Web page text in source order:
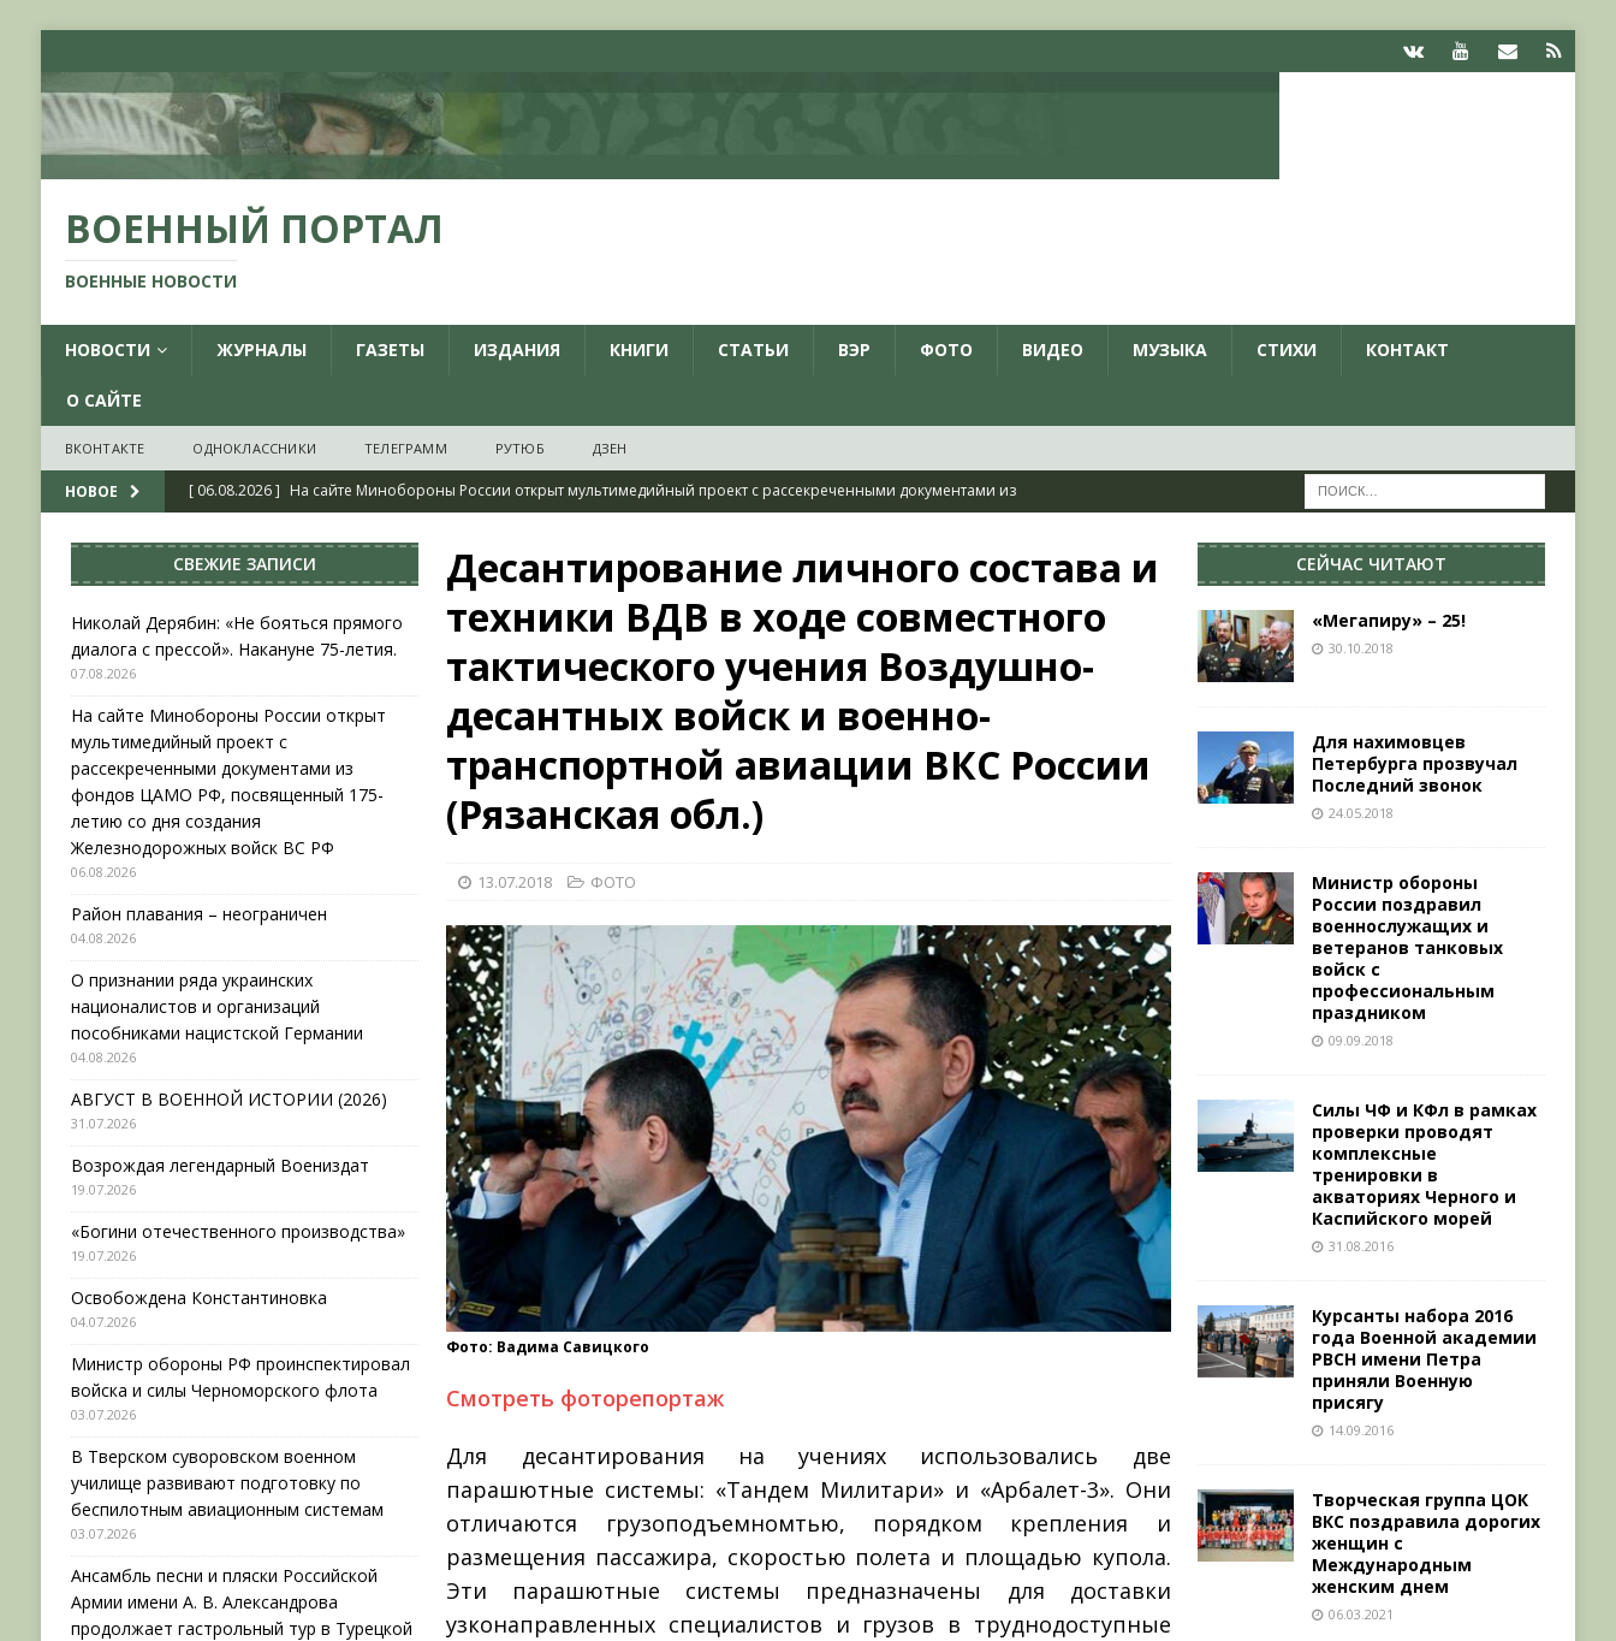
ВОЕННЫЙ ПОРТАЛ
ВОЕННЫЕ НОВОСТИ
НОВОСТИ ЖУРНАЛЫ ГАЗЕТЫ ИЗДАНИЯ КНИГИ СТАТЬИ ВЭР ФОТО ВИДЕО МУЗЫКА СТИХИ КОНТАКТ
О САЙТЕ
ВКОНТАКТЕ ОДНОКЛАССНИКИ ТЕЛЕГРАММ РУТЮБ ДЗЕН
НОВОЕ [ 06.08.2026 ] На сайте Минобороны России открыт мультимедийный проект с рассекреченными документами из
[ 04.08.2026 ] Район плавания – неограничен
КРАСНАЯ ЗВЕЗДА
[ 04.08.2026 ]
О признании ряда украинских националистов и организаций пособниками нацистской Германии
НОВОСТИ
[ 31.07.2026 ] АВГУСТ В ВОЕННОЙ ИСТОРИИ (2026)
ВОЕННО-ИСТОРИЧЕСКИЙ ЖУРНАЛ
[ 07.08.2026 ]
Николай Дерябин: «Не бояться прямого диалога с прессой». Накануне 75-летия. НОВОСТИ
Десантирование личного состава и
техники ВДВ в ходе совместного
тактического учения Воздушно-
десантных войск и военно-
транспортной авиации ВКС России
(Рязанская обл.)
13.07.2018 ФОТО
Фото: Вадима Савицкого
Смотреть фоторепортаж
Для десантирования на учениях использовались две
парашютные системы: «Тандем Милитари» и «Арбалет-3». Они
отличаются грузоподъемномтью, порядком крепления и
размещения пассажира, скоростью полета и площадью купола.
Эти парашютные системы предназначены для доставки
узконаправленных специалистов и грузов в труднодоступные
СВЕЖИЕ ЗАПИСИ
Николай Дерябин: «Не бояться прямого
диалога с прессой». Накануне 75-летия.
07.08.2026
На сайте Минобороны России открыт
мультимедийный проект с
рассекреченными документами из
фондов ЦАМО РФ, посвященный 175-
летию со дня создания
Железнодорожных войск ВС РФ
06.08.2026
Район плавания – неограничен
04.08.2026
О признании ряда украинских
националистов и организаций
пособниками нацистской Германии
04.08.2026
АВГУСТ В ВОЕННОЙ ИСТОРИИ (2026)
31.07.2026
Возрождая легендарный Воениздат
19.07.2026
«Богини отечественного производства»
19.07.2026
Освобождена Константиновка
04.07.2026
Министр обороны РФ проинспектировал
войска и силы Черноморского флота
03.07.2026
В Тверском суворовском военном
училище развивают подготовку по
беспилотным авиационным системам
03.07.2026
Ансамбль песни и пляски Российской
Армии имени А. В. Александрова
продолжает гастрольный тур в Турецкой
СЕЙЧАС ЧИТАЮТ
«Мегапиру» – 25!
30.10.2018
Для нахимовцев
Петербурга прозвучал
Последний звонок
24.05.2018
Министр обороны
России поздравил
военнослужащих и
ветеранов танковых
войск с
профессиональным
праздником
09.09.2018
Силы ЧФ и КФл в рамках
проверки проводят
комплексные
тренировки в
акваториях Черного и
Каспийского морей
31.08.2016
Курсанты набора 2016
года Военной академии
РВСН имени Петра
приняли Военную
присягу
14.09.2016
Творческая группа ЦОК
ВКС поздравила дорогих
женщин с
Международным
женским днем
06.03.2021